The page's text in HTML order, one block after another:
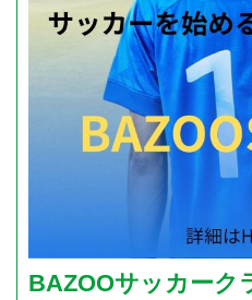
BAZOOサッカーク